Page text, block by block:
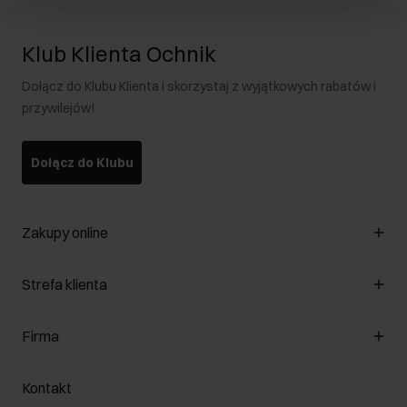
Klub Klienta Ochnik
Dołącz do Klubu Klienta i skorzystaj z wyjątkowych rabatów i
przywilejów!
Dołącz do Klubu
Zakupy online
Zarządzaj cookies
Formy płatności
Jak dokonać zwrotu?
Strefa klienta
Klub Klienta
Zwróć produkty
Firma
O nas
Kontakt